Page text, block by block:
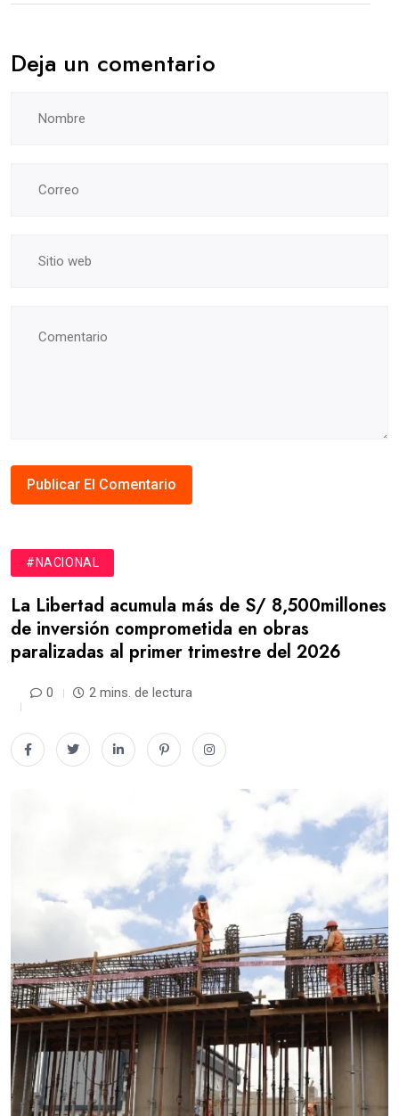
Deja un comentario
#NACIONAL
La Libertad acumula más de S/ 8,500millones
de inversión comprometida en obras
paralizadas al primer trimestre del 2026
0 2 mins. de lectura